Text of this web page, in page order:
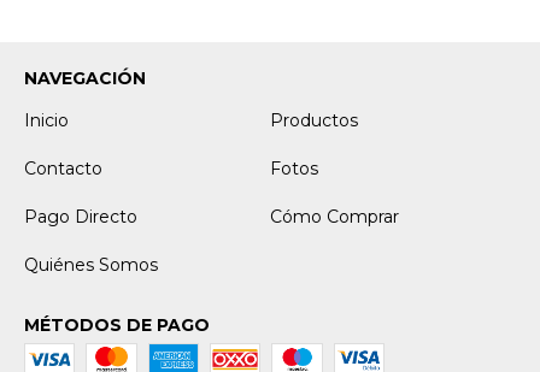
NAVEGACIÓN
Inicio
Productos
Contacto Fotos
Pago Directo Cómo Comprar
Quiénes Somos
MÉTODOS DE PAGO